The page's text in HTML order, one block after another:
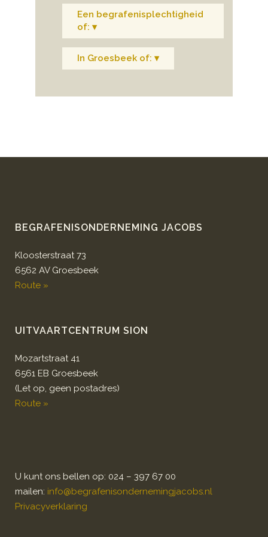
Een begrafenisplechtigheid
of: ▾
In Groesbeek of: ▾
BEGRAFENISONDERNEMING JACOBS
Kloosterstraat 73
6562 AV Groesbeek
Route »
UITVAARTCENTRUM SION
Mozartstraat 41
6561 EB Groesbeek
(Let op, geen postadres)
Route »
U kunt ons bellen op: 024 – 397 67 00
mailen: info@begrafenisondernemingjacobs.nl
Privacyverklaring